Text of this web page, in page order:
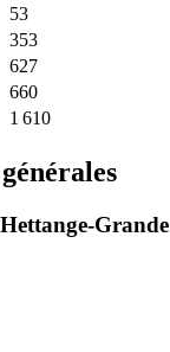
53
353
627
660
1 610
Grande